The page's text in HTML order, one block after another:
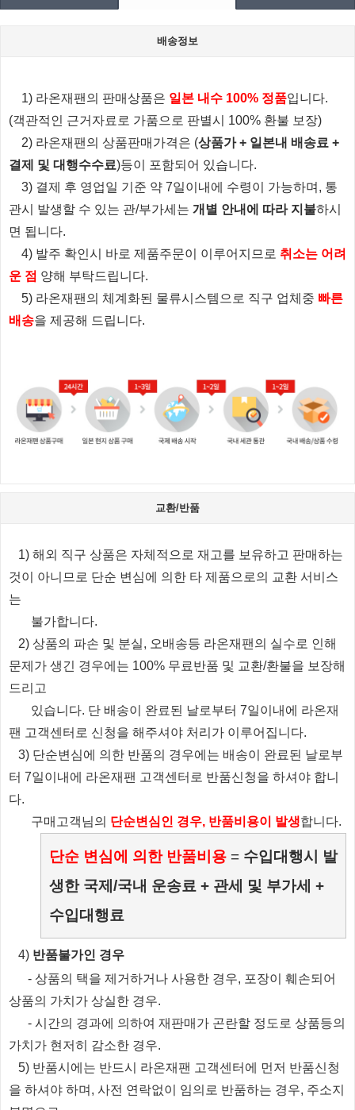
배송정보
1) 라온재팬의 판매상품은 일본 내수 100% 정품입니다.
(객관적인 근거자료로 가품으로 판별시 100% 환불 보장)
2) 라온재팬의 상품판매가격은 (상품가 + 일본내 배송료 +
결제 및 대행수수료)등이 포함되어 있습니다.
3) 결제 후 영업일 기준 약 7일이내에 수령이 가능하며, 통
관시 발생할 수 있는 관/부가세는 개별 안내에 따라 지불하시
면 됩니다.
4) 발주 확인시 바로 제품주문이 이루어지므로 취소는 어려
운 점 양해 부탁드립니다.
5) 라온재팬의 체계화된 물류시스템으로 직구 업체중 빠른
배송을 제공해 드립니다.
교환/반품
1) 해외 직구 상품은 자체적으로 재고를 보유하고 판매하는
것이 아니므로 단순 변심에 의한 타 제품으로의 교환 서비스
는
불가합니다.
2) 상품의 파손 및 분실, 오배송등 라온재팬의 실수로 인해
문제가 생긴 경우에는 100% 무료반품 및 교환/환불을 보장해
드리고
있습니다. 단 배송이 완료된 날로부터 7일이내에 라온재
팬 고객센터로 신청을 해주셔야 처리가 이루어집니다.
3) 단순변심에 의한 반품의 경우에는 배송이 완료된 날로부
터 7일이내에 라온재팬 고객센터로 반품신청을 하셔야 합니
다.
​ 구매고객님의 단순변심인 경우, 반품비용이 발생합니다.
단순 변심에 의한 반품비용 = 수입대행시 발
생한 국제/국내 운송료 + 관세 및 부가세 +
수입대행료
​4) 반품불가인 경우
- 상품의 택을 제거하거나 사용한 경우, 포장이 훼손되어
상품의 가치가 상실한 경우.
- 시간의 경과에 의하여 재판매가 곤란할 정도로 상품등의
가치가 현저히 감소한 경우.
5) 반품시에는 반드시 라온재팬 고객센터에 먼저 반품신청
을 하셔야 하며, 사전 연락없이 임의로 반품하는 경우, 주소지